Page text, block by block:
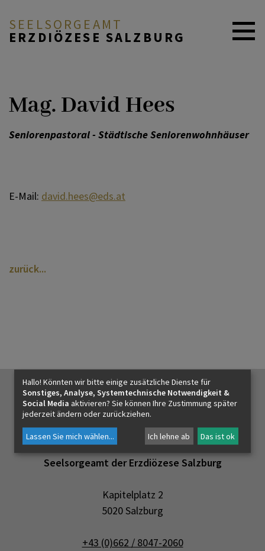
SEELSORGEAMT
ERZDIÖZESE SALZBURG
MITARBEITENDE
AKTUELLES
KONTAKT
Mag. David Hees
Seniorenpastoral - Städtische Seniorenwohnhäuser
E-Mail: david.hees@eds.at
zurück
Seelsorgeamt der Erzdiözese Salzburg
Kapitelplatz 2
5020 Salzburg
+43 (0)662 / 8047-2060
Hallo! Könnten wir bitte einige zusätzliche Dienste für
Sonstiges, Analyse, Systemtechnische Notwendigkeit &
Social Media aktivieren? Sie können Ihre Zustimmung später
jederzeit ändern oder zurückziehen.
Lassen Sie mich wählen... Ich lehne ab Das ist ok